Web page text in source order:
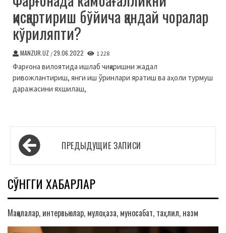
қисқартириш бўйича қандай чоралар
кўриляпти?
MANZUR.UZ /29.06.2022 1 228
Фарғона вилоятида ишлаб чиқаришни жадал
ривожлантириш, янги иш ўринлари яратиш ва аҳоли турмуш
даражасини яхшилаш,
Навигация
по
записям
ПРЕДЫДУЩИЕ ЗАПИСИ
СЎНГГИ ХАБАРЛАР
Мақолалар, интервьюлар, мулоҳаза, муносабат, таҳлил, назм